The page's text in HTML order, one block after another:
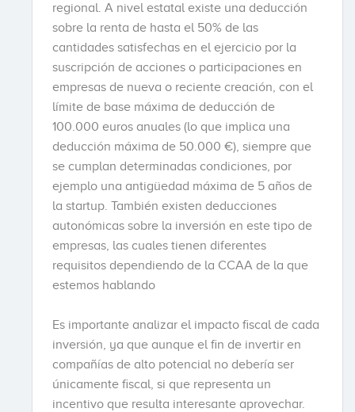
regional. A nivel estatal existe una deducción
sobre la renta de hasta el 50% de las
cantidades satisfechas en el ejercicio por la
suscripción de acciones o participaciones en
empresas de nueva o reciente creación, con el
límite de base máxima de deducción de
100.000 euros anuales (lo que implica una
deducción máxima de 50.000 €), siempre que
se cumplan determinadas condiciones, por
ejemplo una antigüedad máxima de 5 años de
la startup. También existen deducciones
autonómicas sobre la inversión en este tipo de
empresas, las cuales tienen diferentes
requisitos dependiendo de la CCAA de la que
estemos hablando
Es importante analizar el impacto fiscal de cada
inversión, ya que aunque el fin de invertir en
compañías de alto potencial no debería ser
únicamente fiscal, si que representa un
incentivo que resulta interesante aprovechar.